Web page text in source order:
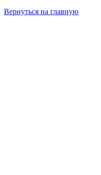
Вернуться на главную